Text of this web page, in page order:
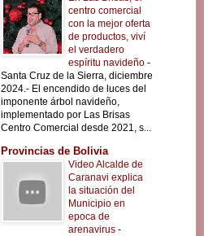
centro comercial
con la mejor oferta
de productos, viví
el verdadero
espíritu navideño -
Santa Cruz de la Sierra, diciembre
2024.- El encendido de luces del
imponente árbol navideño,
implementado por Las Brisas
Centro Comercial desde 2021, s...
Provincias de Bolivia
Video Alcalde de
Caranavi explica
la situación del
Municipio en
epoca de
arenavirus -